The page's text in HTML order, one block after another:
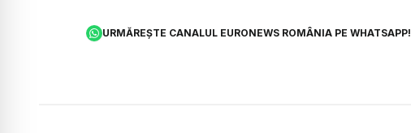
URMĂREȘTE CANALUL EURONEWS ROMÂNIA PE WHATSAPP!